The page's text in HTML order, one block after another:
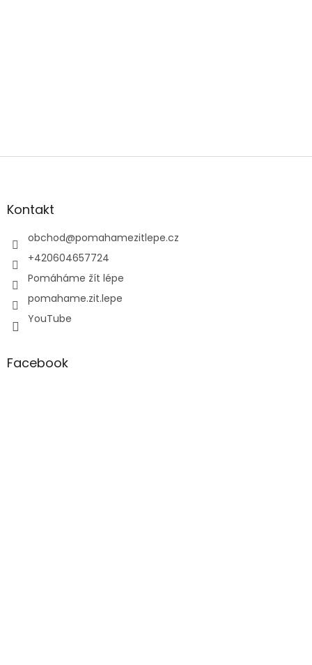
Z
aKontakt
obchod@pomahamezitlepe.cz
+420604657724
Pomáháme žít lépe
pomahame.zit.lepe
YouTube
Facebook